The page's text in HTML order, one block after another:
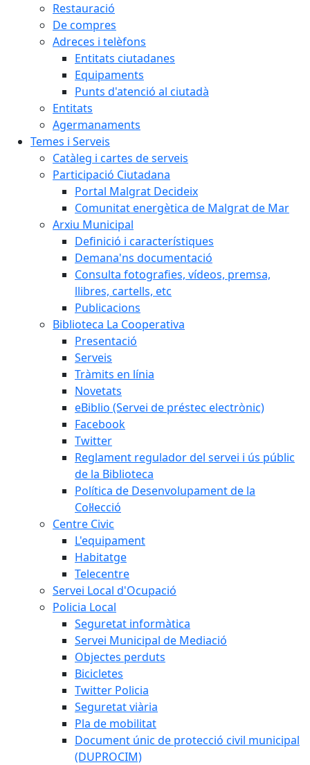
Restauració
De compres
Adreces i telèfons
Entitats ciutadanes
Equipaments
Punts d'atenció al ciutadà
Entitats
Agermanaments
Temes i Serveis
Catàleg i cartes de serveis
Participació Ciutadana
Portal Malgrat Decideix
Comunitat energètica de Malgrat de Mar
Arxiu Municipal
Definició i característiques
Demana'ns documentació
Consulta fotografies, vídeos, premsa,
llibres, cartells, etc
Publicacions
Biblioteca La Cooperativa
Presentació
Serveis
Tràmits en línia
Novetats
eBiblio (Servei de préstec electrònic)
Facebook
Twitter
Reglament regulador del servei i ús públic
de la Biblioteca
Política de Desenvolupament de la
Col·lecció
Centre Civic
L'equipament
Habitatge
Telecentre
Servei Local d'Ocupació
Policia Local
Seguretat informàtica
Servei Municipal de Mediació
Objectes perduts
Bicicletes
Twitter Policia
Seguretat viària
Pla de mobilitat
Document únic de protecció civil municipal
(DUPROCIM)